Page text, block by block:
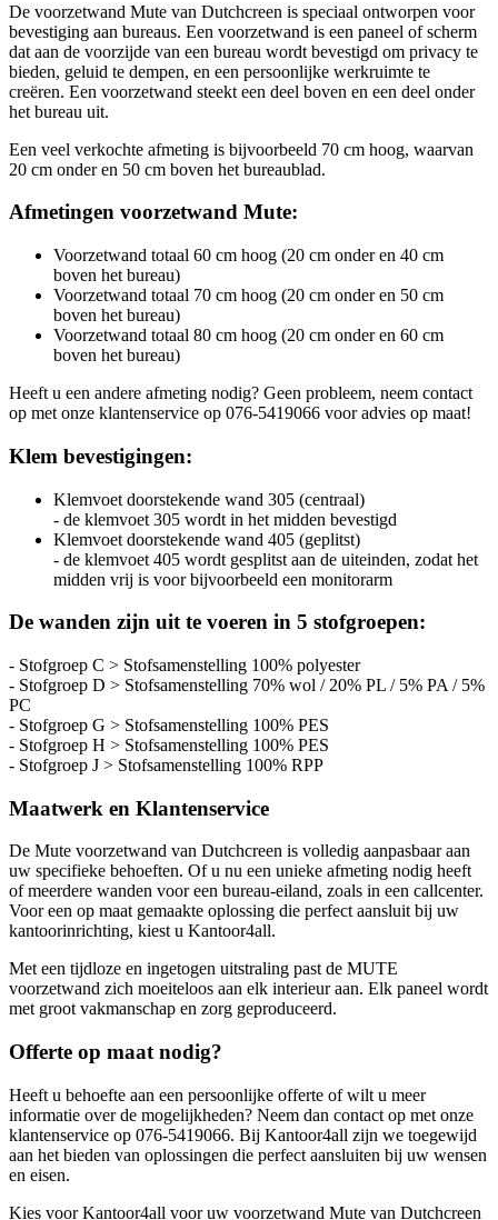
De voorzetwand Mute van Dutchcreen is speciaal ontworpen voor
bevestiging aan bureaus. Een voorzetwand is een paneel of scherm
dat aan de voorzijde van een bureau wordt bevestigd om privacy te
bieden, geluid te dempen, en een persoonlijke werkruimte te
creëren. Een voorzetwand steekt een deel boven en een deel onder
het bureau uit.
Een veel verkochte afmeting is bijvoorbeeld 70 cm hoog, waarvan
20 cm onder en 50 cm boven het bureaublad.
Afmetingen voorzetwand Mute:
Voorzetwand totaal 60 cm hoog (20 cm onder en 40 cm
boven het bureau)
Voorzetwand totaal 70 cm hoog (20 cm onder en 50 cm
boven het bureau)
Voorzetwand totaal 80 cm hoog (20 cm onder en 60 cm
boven het bureau)
Heeft u een andere afmeting nodig? Geen probleem, neem contact
op met onze klantenservice op 076-5419066 voor advies op maat!
Klem bevestigingen:
Klemvoet doorstekende wand 305 (centraal)
- de klemvoet 305 wordt in het midden bevestigd
Klemvoet doorstekende wand 405 (geplitst)
- de klemvoet 405 wordt gesplitst aan de uiteinden, zodat het
midden vrij is voor bijvoorbeeld een monitorarm
De wanden zijn uit te voeren in 5 stofgroepen:
- Stofgroep C > Stofsamenstelling 100% polyester
- Stofgroep D > Stofsamenstelling 70% wol / 20% PL / 5% PA / 5%
PC
- Stofgroep G > Stofsamenstelling 100% PES
- Stofgroep H > Stofsamenstelling 100% PES
- Stofgroep J > Stofsamenstelling 100% RPP
Maatwerk en Klantenservice
De Mute voorzetwand van Dutchcreen is volledig aanpasbaar aan
uw specifieke behoeften. Of u nu een unieke afmeting nodig heeft
of meerdere wanden voor een bureau-eiland, zoals in een callcenter.
Voor een op maat gemaakte oplossing die perfect aansluit bij uw
kantoorinrichting, kiest u Kantoor4all.
Met een tijdloze en ingetogen uitstraling past de MUTE
voorzetwand zich moeiteloos aan elk interieur aan. Elk paneel wordt
met groot vakmanschap en zorg geproduceerd.
Offerte op maat nodig?
Heeft u behoefte aan een persoonlijke offerte of wilt u meer
informatie over de mogelijkheden? Neem dan contact op met onze
klantenservice op 076-5419066. Bij Kantoor4all zijn we toegewijd
aan het bieden van oplossingen die perfect aansluiten bij uw wensen
en eisen.
Kies voor Kantoor4all voor uw voorzetwand Mute van Dutchcreen